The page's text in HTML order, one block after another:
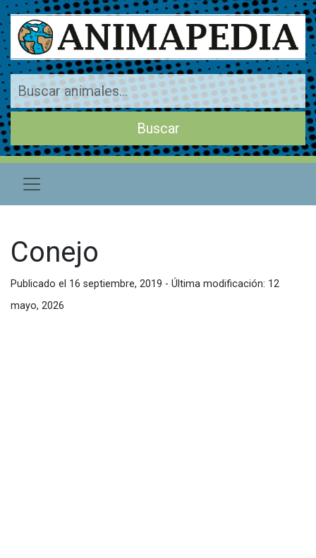
Conejo
Publicado el 16 septiembre, 2019 - Última modificación: 12
mayo, 2026